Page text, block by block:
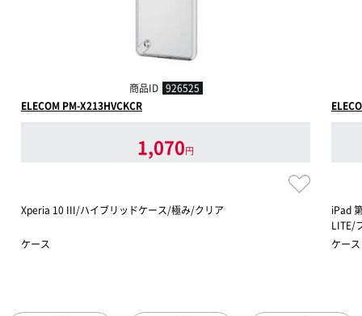
商品ID 926525
ELECOM PM-X213HVCKCR
1,070円
Xperia 10 III/ハイブリッドケース/極み/クリア
ケース
iPad
LITE/
ケース